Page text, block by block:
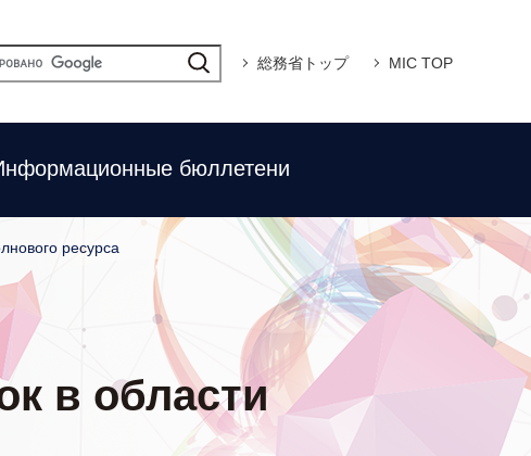
総務省トップ MIC TOP
бюллетени
ресурса
в области